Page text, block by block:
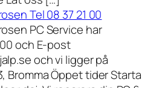
Tel 08 37 21 00
PC Service har
och E-post
och vi ligger på
Bromma Öppet tider Starta